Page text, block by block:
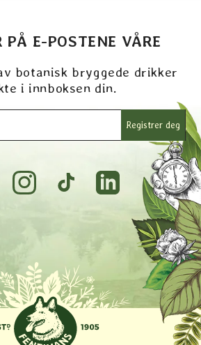
PÅ E-POSTENE VÅRE
botanisk bryggede drikker
i innboksen din.
Registrer deg
InstagramTikTok Tumblr